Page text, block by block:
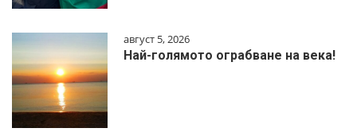
август 5, 2026
Най-голямото ограбване на века!